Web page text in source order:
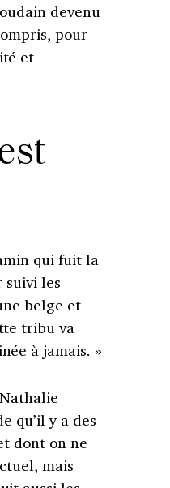
devenu
pour
et
qui fuit la
suivi les
belge et
tribu va
à jamais. »
qu’il y a des
dont on ne
mais